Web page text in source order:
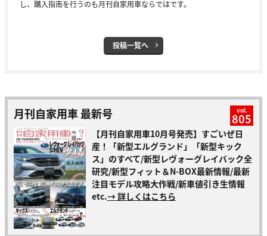
し、購入指南を行うのも月刊自家用車ならではです。
投稿一覧へ
月刊自家用車 最新号 vol.
805
【月刊自家用車10月号発売】すごいぜ日
産！「新型エルグランド」「新型キック
ス」のすべて/新型レヴォーグレイバック全
研究/新型フィット＆N-BOX最新情報/最新
注目モデル攻略大作戦/新車値引き生情報
etc.→ 詳しくはこちら